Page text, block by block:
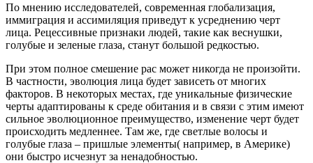
По мнению исследователей, современная глобализация,
иммиграция и ассимиляция приведут к усреднению черт
лица. Рецессивные признаки людей, такие как веснушки,
голубые и зеленые глаза, станут большой редкостью.
При этом полное смешение рас может никогда не произойти.
В частности, эволюция лица будет зависеть от многих
факторов. В некоторых местах, где уникальные физические
черты адаптированы к среде обитания и в связи с этим имеют
сильное эволюционное преимущество, изменение черт будет
происходить медленнее. Там же, где светлые волосы и
голубые глаза – пришлые элементы( например, в Америке)
они быстро исчезнут за ненадобностью.